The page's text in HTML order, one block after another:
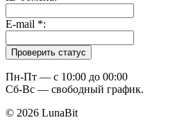
E-mail *:
Пн-Пт — c 10:00 до 00:00
Сб-Вс — свободный график.
© 2026 LunaBit